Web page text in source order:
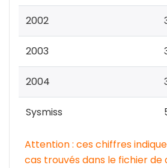
2002
2003
2004
Sysmiss
Attention : ces chiffres
cas trouvés dans le fichier de